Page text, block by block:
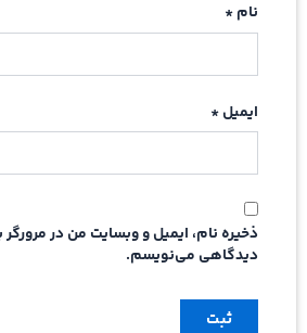
نام*
ایمیل*
ذخیره نام، ایمیل و وبسایت من در مرورگر
دیدگاهی می‌نویسم.